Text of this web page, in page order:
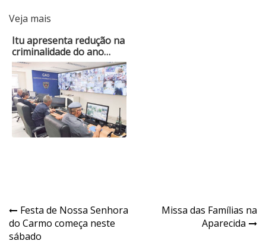
Veja mais
Itu apresenta redução na
criminalidade do ano…
Navegação
de
Festa de Nossa Senhora
do Carmo começa neste
sábado
Missa das Famílias na
Aparecida